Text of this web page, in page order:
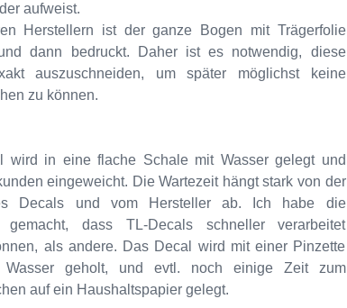
aufweist.
Herstellern ist der ganze Bogen mit Trägerfolie
dann bedruckt. Daher ist es notwendig, diese
auszuschneiden, um später möglichst keine
zu können.
wird in eine flache Schale mit Wasser gelegt und
eingeweicht. Die Wartezeit hängt stark von der
Decals und vom Hersteller ab. Ich habe die
gemacht, dass TL-Decals schneller verarbeitet
als andere. Das Decal wird mit einer Pinzette
geholt, und evtl. noch einige Zeit zum
auf ein Haushaltspapier gelegt.